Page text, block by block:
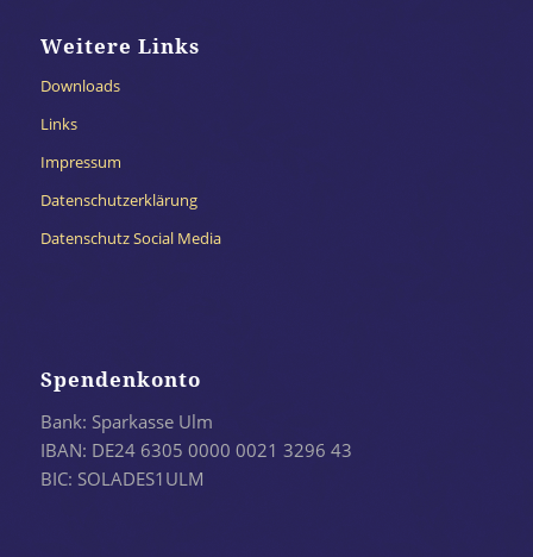
Weitere Links
Downloads
Links
Impressum
Datenschutzerklärung
Datenschutz Social Media
Spendenkonto
Bank: Sparkasse Ulm
IBAN: DE24 6305 0000 0021 3296 43
BIC: SOLADES1ULM